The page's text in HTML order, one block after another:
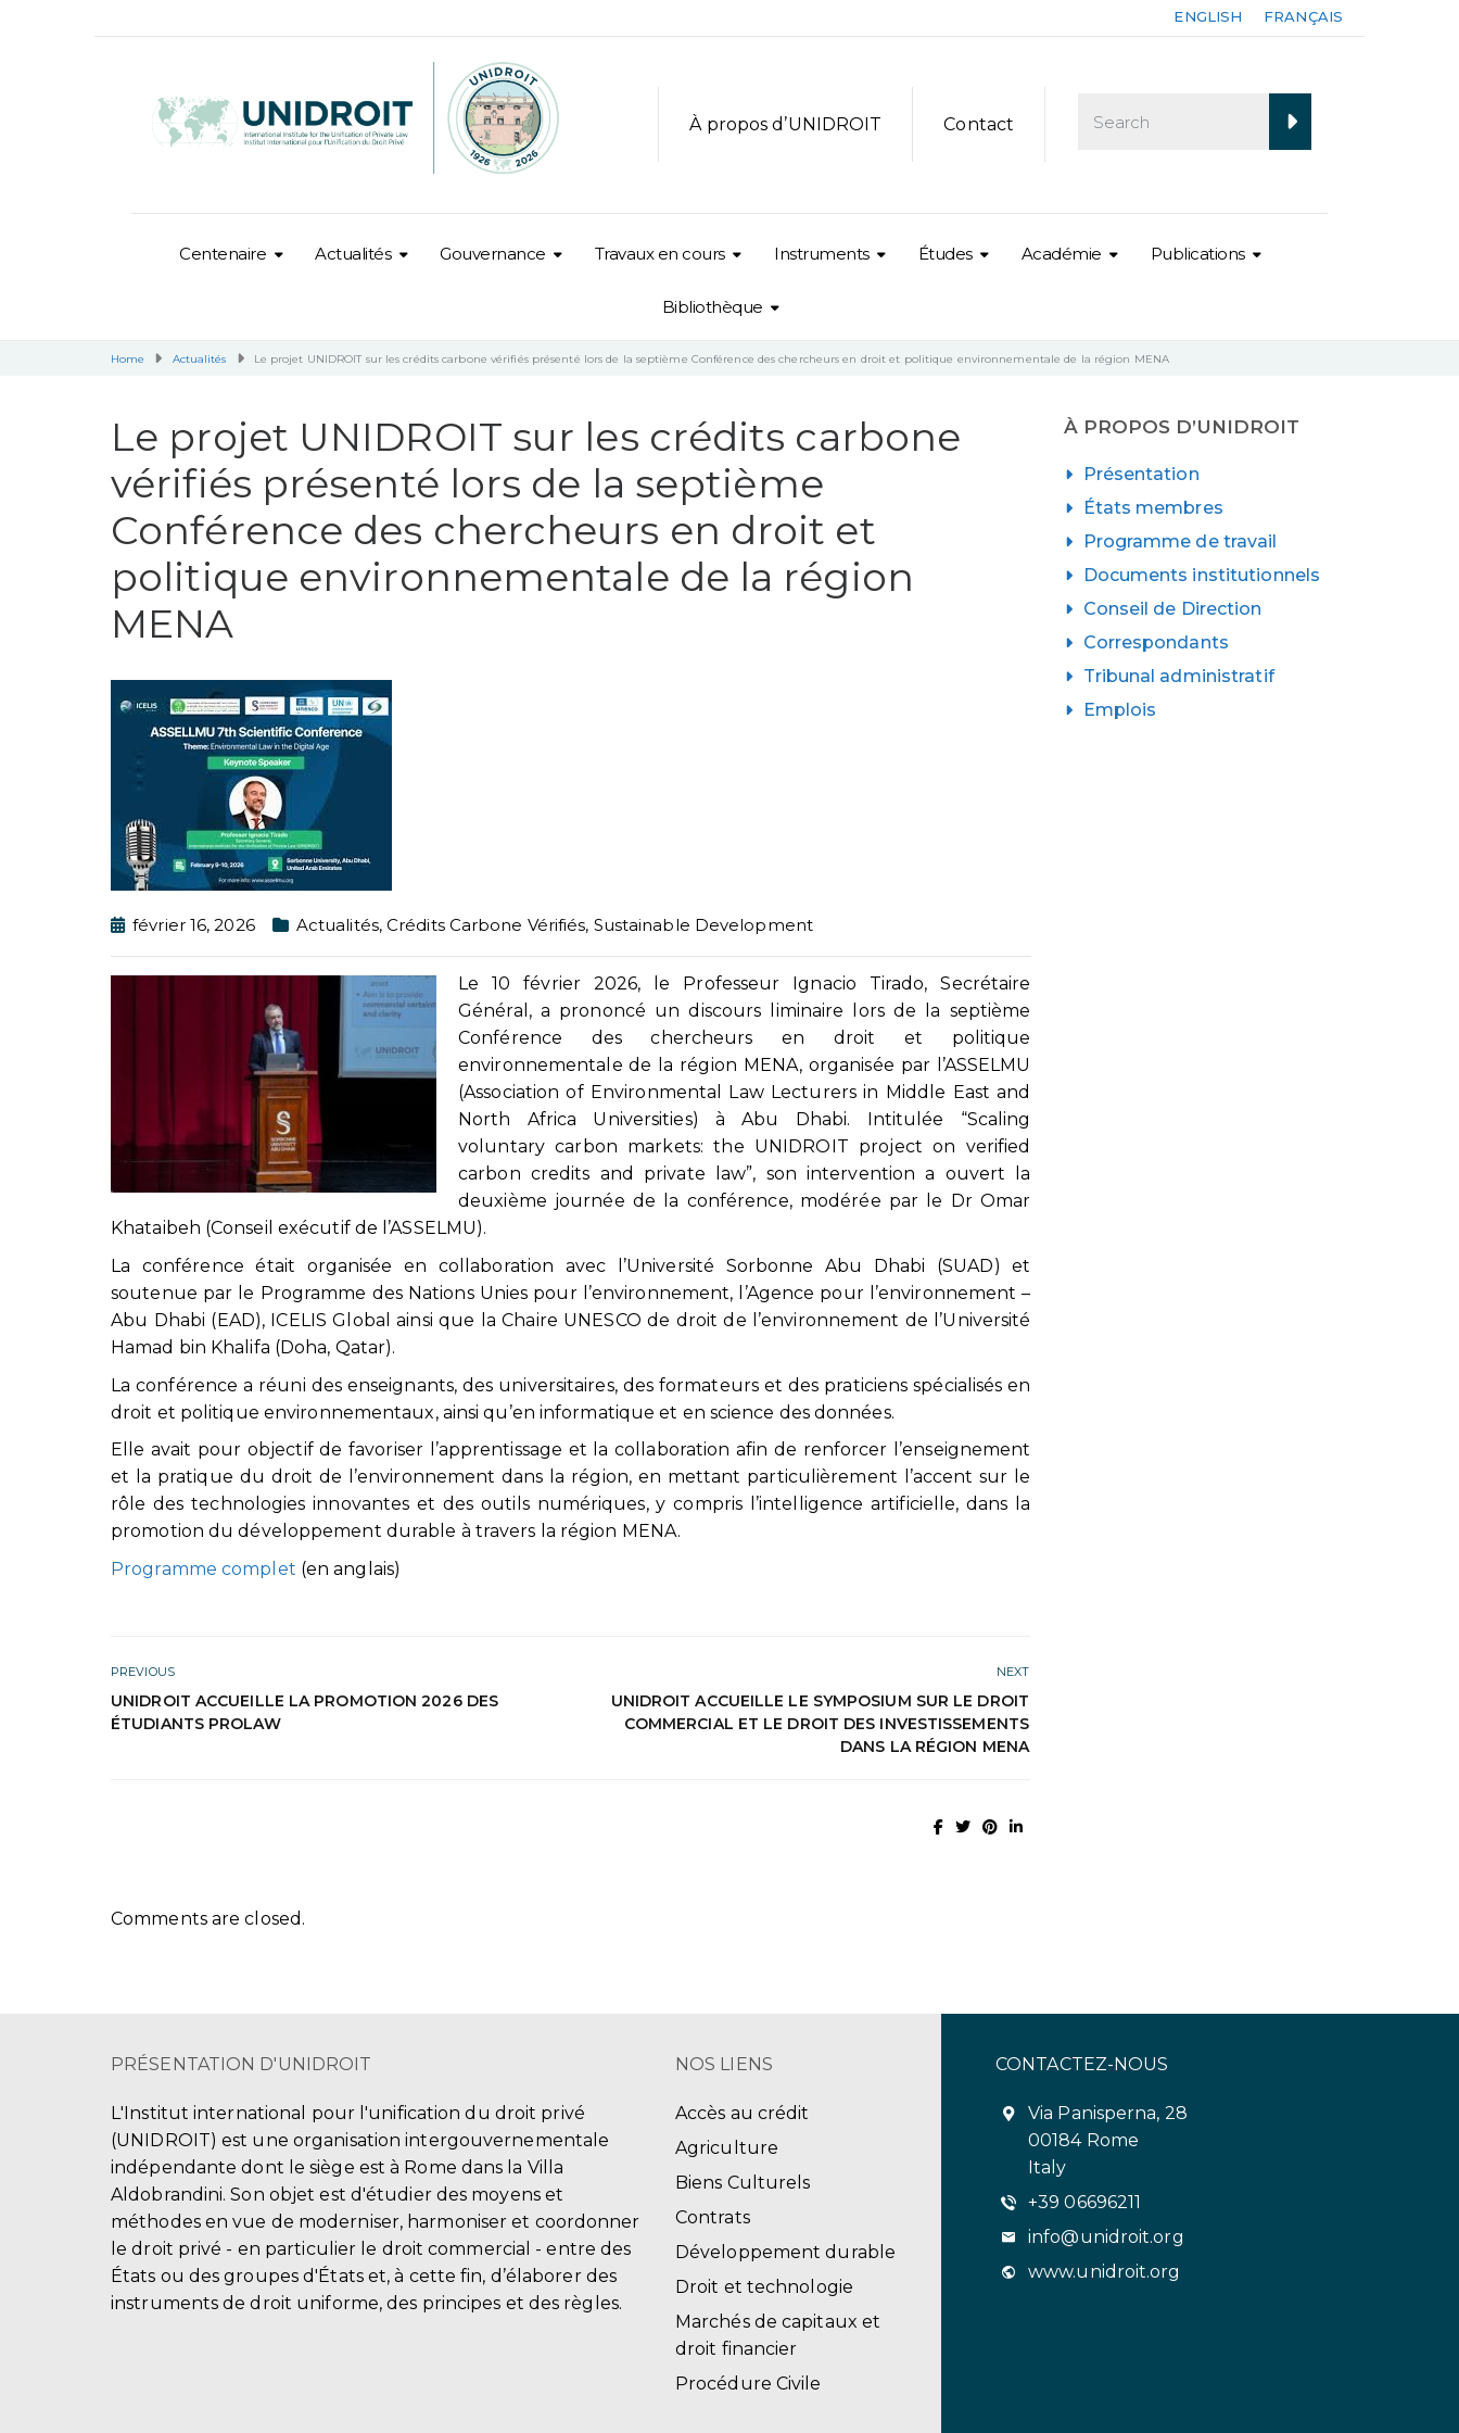
ENGLISH FRANÇAIS
À propos d’UNIDROIT Contact
Centenaire Actualités Gouvernance Travaux en cours Instruments Études Académie Publications
Bibliothèque
Home Actualités Le projet UNIDROIT sur les crédits carbone vérifiés présenté lors de la septième Conférence des chercheurs en droit et politique environnementale de la région MENA
Le projet UNIDROIT sur les crédits carbone
vérifiés présenté lors de la septième
Conférence des chercheurs en droit et
politique environnementale de la région
MENA
février 16, 2026 Actualités,Crédits Carbone Vérifiés, Sustainable Development
Le 10 février 2026, le Professeur Ignacio Tirado, Secrétaire
Général, a prononcé un discours liminaire lors de la septième
Conférence des chercheurs en droit et politique
environnementale de la région MENA, organisée par l’ASSELMU
(Association of Environmental Law Lecturers in Middle East and
North Africa Universities) à Abu Dhabi. Intitulée “Scaling
voluntary carbon markets: the UNIDROIT project on verified
carbon credits and private law”, son intervention a ouvert la
deuxième journée de la conférence, modérée par le Dr Omar
Khataibeh (Conseil exécutif de l’ASSELMU).
La conférence était organisée en collaboration avec l’Université Sorbonne Abu Dhabi (SUAD) et
soutenue par le Programme des Nations Unies pour l’environnement, l’Agence pour l’environnement –
Abu Dhabi (EAD), ICELIS Global ainsi que la Chaire UNESCO de droit de l’environnement de l’Université
Hamad bin Khalifa (Doha, Qatar).
La conférence a réuni des enseignants, des universitaires, des formateurs et des praticiens spécialisés en
droit et politique environnementaux, ainsi qu’en informatique et en science des données.
Elle avait pour objectif de favoriser l’apprentissage et la collaboration afin de renforcer l’enseignement
et la pratique du droit de l’environnement dans la région, en mettant particulièrement l’accent sur le
rôle des technologies innovantes et des outils numériques, y compris l’intelligence artificielle, dans la
promotion du développement durable à travers la région MENA.
Programme complet (en anglais)
PREVIOUS
UNIDROIT ACCUEILLE LA PROMOTION 2026 DES
ÉTUDIANTS PROLAW
NEXT
UNIDROIT ACCUEILLE LE SYMPOSIUM SUR LE DROIT
COMMERCIAL ET LE DROIT DES INVESTISSEMENTS
DANS LA RÉGION MENA
Comments are closed.
À PROPOS D’UNIDROIT
Présentation
États membres
Programme de travail
Documents institutionnels
Conseil de Direction
Correspondants
Tribunal administratif
Emplois
PRÉSENTATION D'UNIDROIT
L'Institut international pour l'unification du droit privé
(UNIDROIT) est une organisation intergouvernementale
indépendante dont le siège est à Rome dans la Villa
Aldobrandini. Son objet est d'étudier des moyens et
méthodes en vue de moderniser, harmoniser et coordonner
le droit privé - en particulier le droit commercial - entre des
États ou des groupes d'États et, à cette fin, d’élaborer des
instruments de droit uniforme, des principes et des règles.
NOS LIENS
Accès au crédit
Agriculture
Biens Culturels
Contrats
Développement durable
Droit et technologie
Marchés de capitaux et
droit financier
Procédure Civile
CONTACTEZ-NOUS
Via Panisperna, 28
00184 Rome
Italy
+39 06696211
info@unidroit.org
www.unidroit.org